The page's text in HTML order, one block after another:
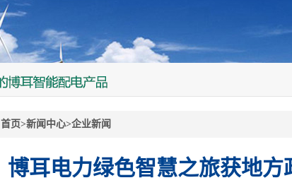
首页>新闻中心>企业新闻
博耳电力绿色智慧之旅获地方